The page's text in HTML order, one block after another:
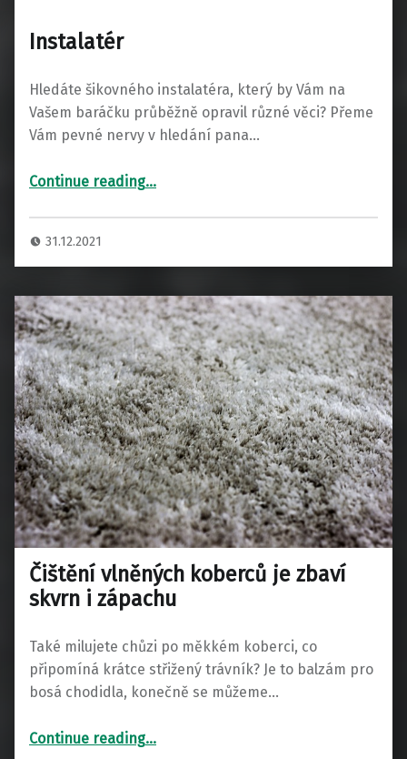
Instalatér
Hledáte šikovného instalatéra, který by Vám na
Vašem baráčku průběžně opravil různé věci? Přeme
Vám pevné nervy v hledání pana…
Continue reading…
31.12.2021
Čištění vlněných koberců je zbaví
skvrn i zápachu
Také milujete chůzi po měkkém koberci, co
připomíná krátce střižený trávník? Je to balzám pro
bosá chodidla, konečně se můžeme…
Continue reading“Čištění vlněných koberců je zbaví skvrn i zápachu”
…